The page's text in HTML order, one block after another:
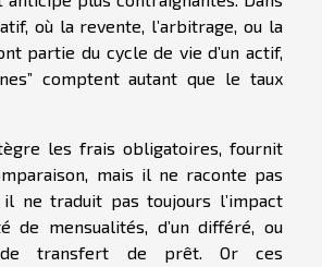
où la revente, l’arbitrage, ou la
partie du cycle de vie d’un actif,
comptent autant que le taux
les frais obligatoires, fournit
mais il ne raconte pas
ne traduit pas toujours l’impact
de mensualités, d’un différé, ou
de transfert de prêt. Or ces